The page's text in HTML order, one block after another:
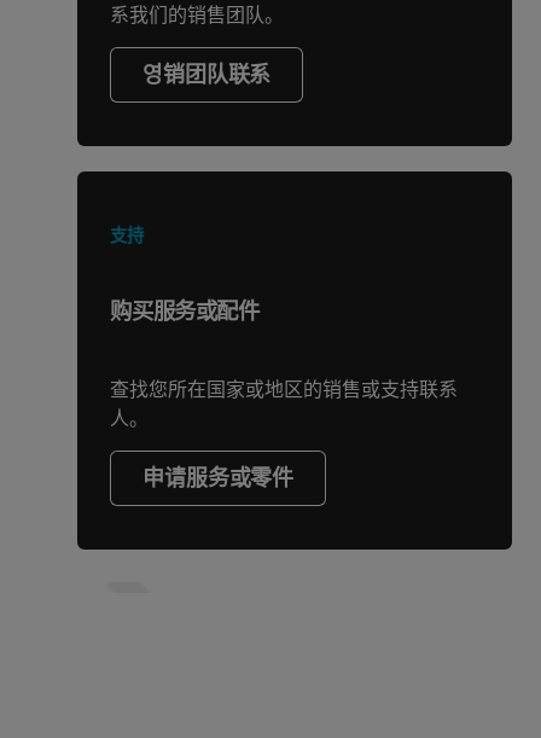
系我们的销售团队。
영销团队联系
支持
购买服务或配件
查找您所在国家或地区的销售或支持联系
人。
申请服务或零件